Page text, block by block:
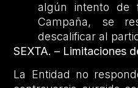
algún intento de
Campaña, se
descalificar al
SEXTA. – Limitaciones
La Entidad no